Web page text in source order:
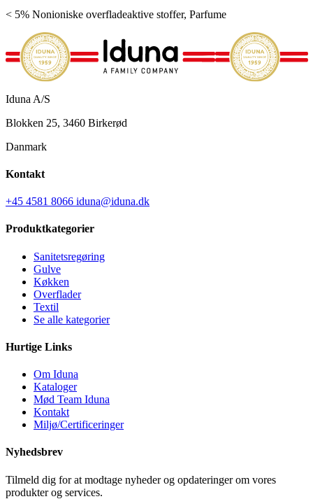
< 5% Nonioniske overfladeaktive stoffer, Parfume
Iduna A/S
Blokken 25, 3460 Birkerød
Danmark
Kontakt
+45 4581 8066 iduna@iduna.dk
Produktkategorier
Sanitetsregøring
Gulve
Køkken
Overflader
Textil
Se alle kategorier
Hurtige Links
Om Iduna
Kataloger
Mød Team Iduna
Kontakt
Miljø/Certificeringer
Nyhedsbrev
Tilmeld dig for at modtage nyheder og opdateringer om vores
produkter og services.